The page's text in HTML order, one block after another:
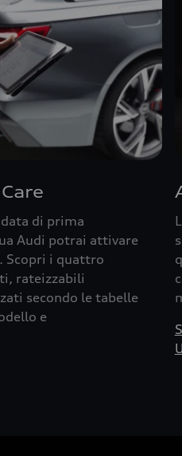
di prima
Audi potrai attivare
Scopri i quattro
rateizzabili
secondo le tabelle
e